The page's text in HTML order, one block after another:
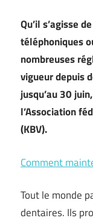
Qu’il s’agisse
téléphoniques
nombreuses
vigueur depuis
jusqu’au 30
l’Association
(KBV).
Comment
Tout le monde
dentaires. Ils